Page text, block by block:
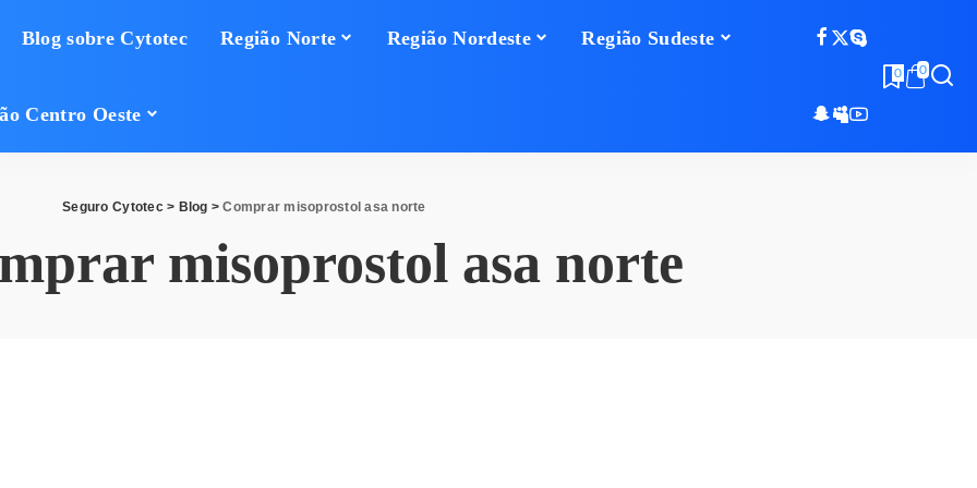
Blog sobre Cytotec Região Norte Região Nordeste Região Sudeste
Centro Oeste
0 0
Seguro Cytotec> Blog >Comprar misoprostol asa norte
misoprostol asa norte